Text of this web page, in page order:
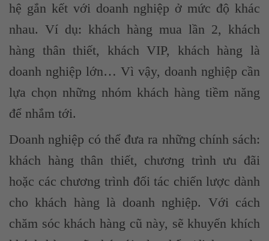
hệ gắn kết với doanh nghiệp ở mức độ khác
nhau. Ví dụ: khách hàng mua lần 2, khách
hàng thân thiết, khách VIP, khách hàng là
doanh nghiệp lớn… Vì vậy, doanh nghiệp cần
lựa chọn những nhóm khách hàng tiềm năng
để nhắm tới.
Doanh nghiệp có thể đưa ra những chính sách:
khách hàng thân thiết, chương trình ưu đãi
hoặc các chương trình đối tác chiến lược dành
cho khách hàng là doanh nghiệp. Với cách
chăm sóc khách hàng cũ này, sẽ khuyến khích